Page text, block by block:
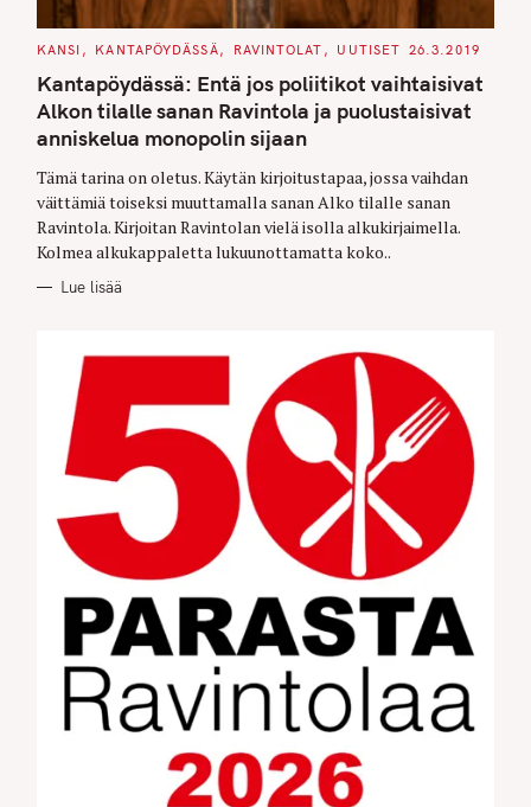
C
T
E
G
O
R
I
S
KANSI KANTAPÖYDÄSSÄ RAVINTOLAT UUTISET 26.3.2019
Kantapöydässä: Entä jos poliitikot vaihtaisivat
Alkon tilalle sanan Ravintola ja puolustaisivat
anniskelua monopolin sijaan
Tämä tarina on oletus. Käytän kirjoitustapaa, jossa vaihdan
väittämiä toiseksi muuttamalla sanan Alko tilalle sanan
Ravintola. Kirjoitan Ravintolan vielä isolla alkukirjaimella.
Kolmea alkukappaletta lukuunottamatta koko..
Lue lisää